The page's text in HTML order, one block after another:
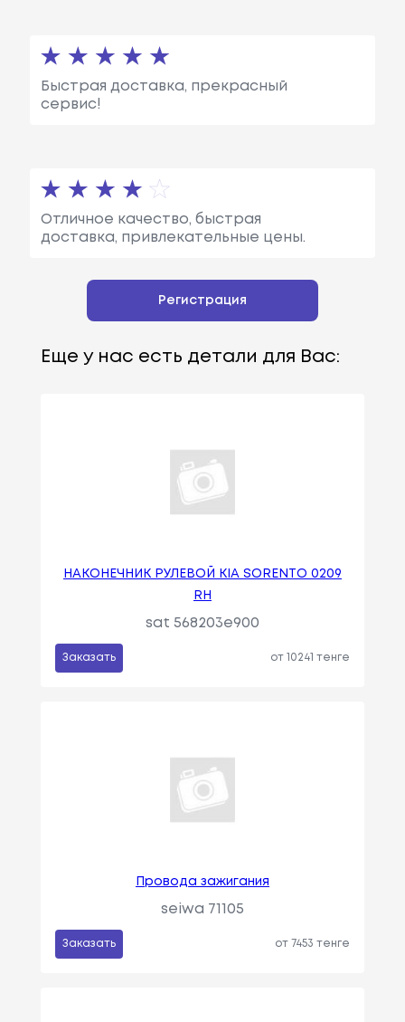
Быстрая доставка, прекрасный
сервис!
Отличное качество, быстрая
доставка, привлекательные цены.
Регистрация
Еще у нас есть детали для Вас:
НАКОНЕЧНИК РУЛЕВОЙ KIA SORENTO 0209
RH
sat 568203e900
Заказать от 10241 тенге
Провода зажигания
seiwa 71105
Заказать от 7453 тенге